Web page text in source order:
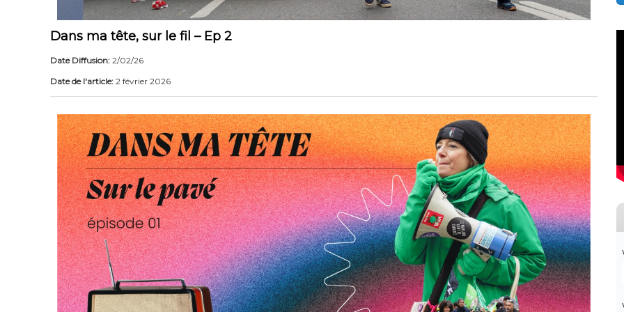
Dans ma tête, sur le fil – Ep 2
Date Diffusion: 2/02/26
Date de l'article: 2 février 2026